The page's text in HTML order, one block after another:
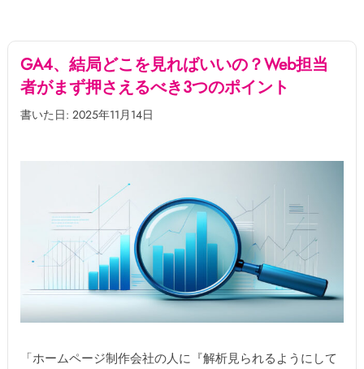
GA4、結局どこを見ればいいの？Web担当
者がまず押さえるべき3つのポイント
書いた日: 2025年11月14日
「ホームページ制作会社の人に『解析見られるようにして